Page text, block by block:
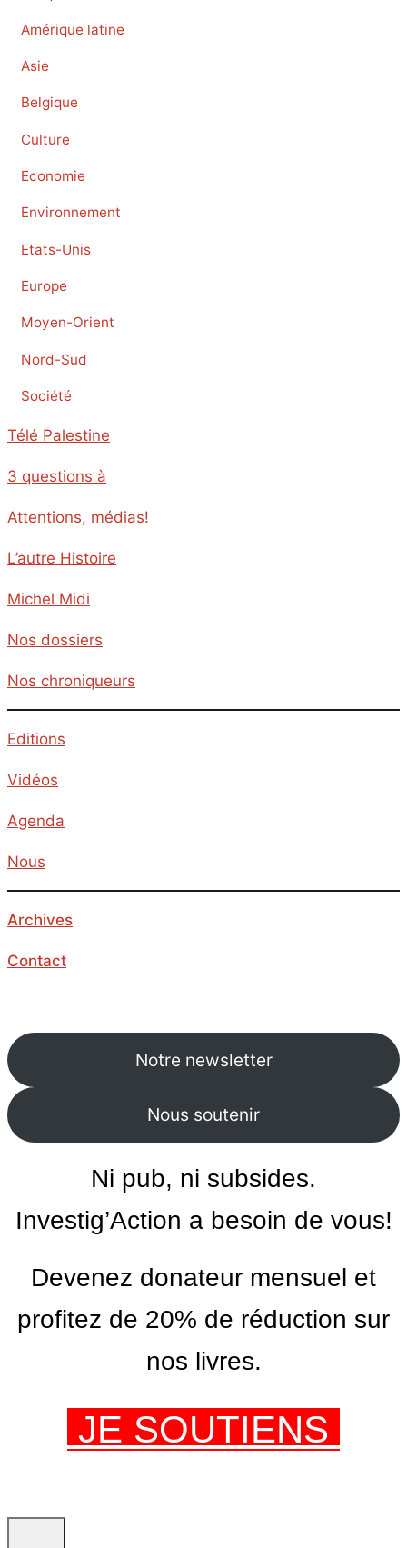
Amérique latine
Asie
Belgique
Culture
Economie
Environnement
Etats-Unis
Europe
Moyen-Orient
Nord-Sud
Société
Télé Palestine
3 questions à
Attentions, médias!
L’autre Histoire
Michel Midi
Nos dossiers
Nos chroniqueurs
Editions
Vidéos
Agenda
Nous
Archives
Contact
Notre newsletter
Nous soutenir
Ni pub, ni subsides.
Investig’Action a besoin de vous!
Devenez donateur mensuel et
profitez de 20% de réduction sur
nos livres.
JE SOUTIENS